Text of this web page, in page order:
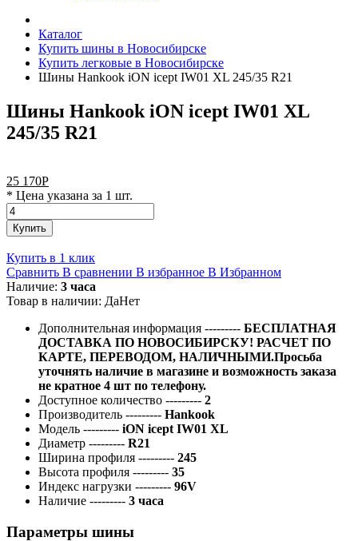
Каталог
Купить шины в Новосибирске
Купить легковые в Новосибирске
Шины Hankook iON icept IW01 XL 245/35 R21
Шины Hankook iON icept IW01 XL
245/35 R21
25 170Р
* Цена указана за 1 шт.
Купить
Купить в 1 клик
Сравнить В сравнении В избранное В Избранном
Наличие: 3 часа
Товар в наличии: ДаНет
Дополнительная информация --------- БЕСПЛАТНАЯ
ДОСТАВКА ПО НОВОСИБИРСКУ! РАСЧЕТ ПО
КАРТЕ, ПЕРЕВОДОМ, НАЛИЧНЫМИ.Просьба
уточнять наличие в магазине и возможность заказа
не кратное 4 шт по телефону.
Доступное количество --------- 2
Производитель --------- Hankook
Модель --------- iON icept IW01 XL
Диаметр --------- R21
Ширина профиля --------- 245
Высота профиля --------- 35
Индекс нагрузки --------- 96V
Наличие --------- 3 часа
Параметры шины